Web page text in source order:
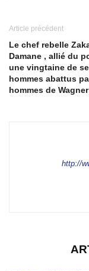
Article précédent
Le chef rebelle
Damane , allié du
une vingtaine de
hommes abattus
hommes de Wagner
http://